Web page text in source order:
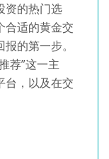
资的热门选
合适的黄金交
的第一步。
荐”这一主
台，以及在交